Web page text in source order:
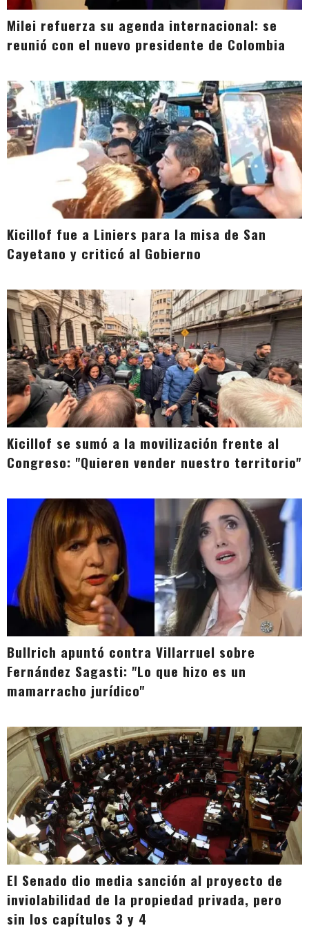
Milei refuerza su agenda internacional: se
reunió con el nuevo presidente de Colombia
Kicillof fue a Liniers para la misa de San
Cayetano y criticó al Gobierno
Kicillof se sumó a la movilización frente al
Congreso: "Quieren vender nuestro territorio"
Bullrich apuntó contra Villarruel sobre
Fernández Sagasti: "Lo que hizo es un
mamarracho jurídico"
El Senado dio media sanción al proyecto de
inviolabilidad de la propiedad privada, pero
sin los capítulos 3 y 4